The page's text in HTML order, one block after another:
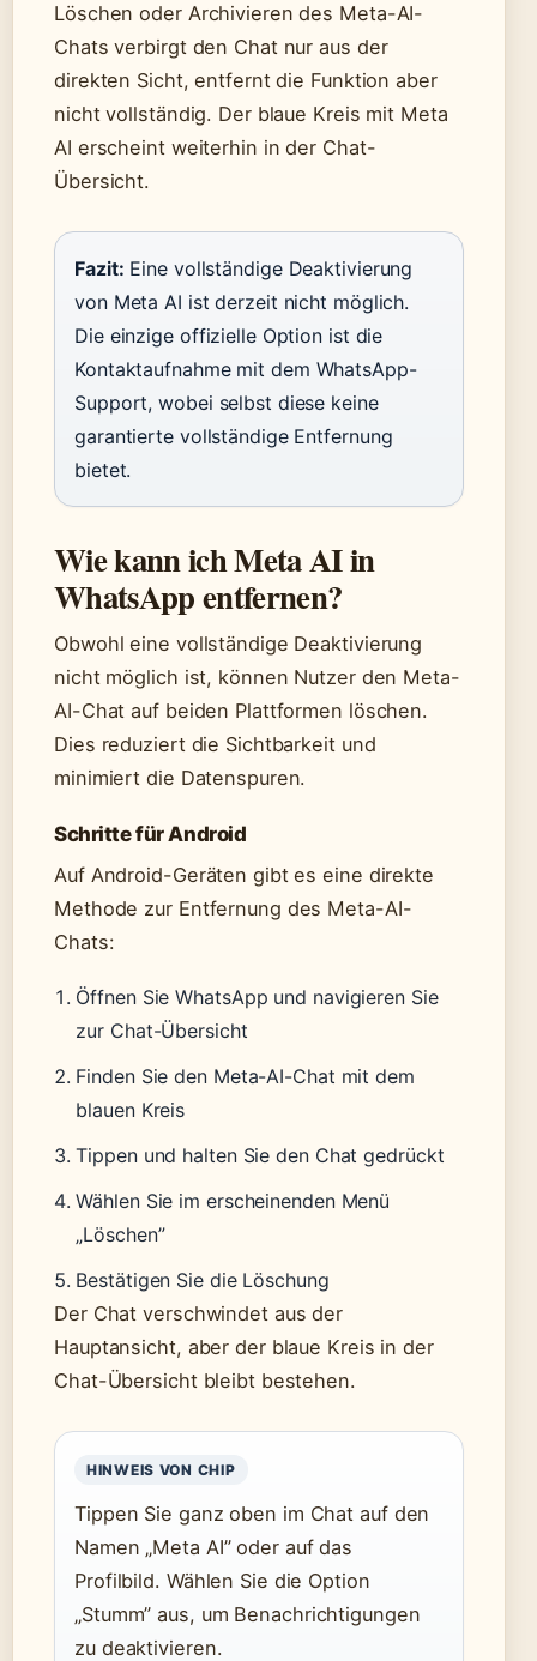
Löschen oder Archivieren des Meta-AI-
Chats verbirgt den Chat nur aus der
direkten Sicht, entfernt die Funktion aber
nicht vollständig. Der blaue Kreis mit Meta
AI erscheint weiterhin in der Chat-
Übersicht.
Fazit: Eine vollständige Deaktivierung
von Meta AI ist derzeit nicht möglich.
Die einzige offizielle Option ist die
Kontaktaufnahme mit dem WhatsApp-
Support, wobei selbst diese keine
garantierte vollständige Entfernung
bietet.
Wie kann ich Meta AI in
WhatsApp entfernen?
Obwohl eine vollständige Deaktivierung
nicht möglich ist, können Nutzer den Meta-
AI-Chat auf beiden Plattformen löschen.
Dies reduziert die Sichtbarkeit und
minimiert die Datenspuren.
Schritte für Android
Auf Android-Geräten gibt es eine direkte
Methode zur Entfernung des Meta-AI-
Chats:
Öffnen Sie WhatsApp und navigieren Sie
zur Chat-Übersicht
Finden Sie den Meta-AI-Chat mit dem
blauen Kreis
Tippen und halten Sie den Chat gedrückt
Wählen Sie im erscheinenden Menü
„Löschen”
Bestätigen Sie die Löschung
Der Chat verschwindet aus der
Hauptansicht, aber der blaue Kreis in der
Chat-Übersicht bleibt bestehen.
HINWEIS VON CHIP
Tippen Sie ganz oben im Chat auf den
Namen „Meta AI” oder auf das
Profilbild. Wählen Sie die Option
„Stumm” aus, um Benachrichtigungen
zu deaktivieren.